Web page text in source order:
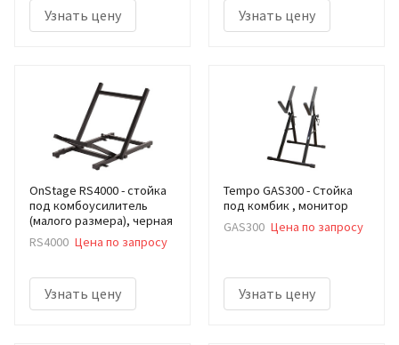
Узнать цену Узнать цену
OnStage RS4000 - стойка
под комбоусилитель
(малого размера), черная
RS4000 Цена по запросу
Узнать цену
Tempo GAS300 - Стойка
под комбик , монитор
GAS300 Цена по запросу
Узнать цену